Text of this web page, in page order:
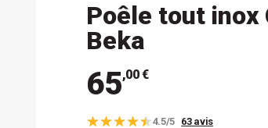
Poêle tout inox
Beka
65,00 €
4.5/5 63 avis